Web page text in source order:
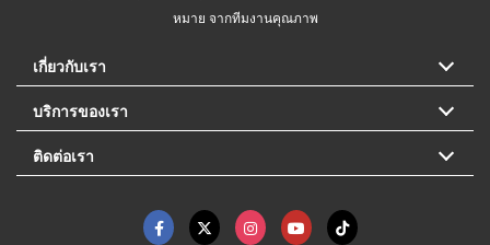
หมาย จากทีมงานคุณภาพ
เกี่ยวกับเรา
บริการของเรา
ติดต่อเรา